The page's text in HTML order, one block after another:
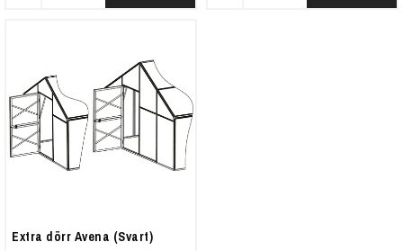
Extra dörr Avena (Svart)